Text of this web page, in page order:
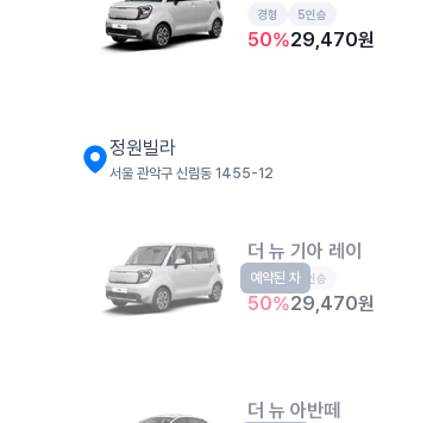
경형 5인승
50%29,470원
정원빌라
서울 관악구 신림동 1455-12
더 뉴 기아 레이
경형 5인승
50%29,470원
예약된 차
더 뉴 아반떼